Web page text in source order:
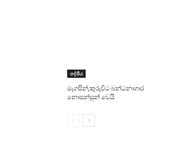
දේශීය
මැගසින්,කුරුවිට බන්ධනාගාර
නොසන්සුන් වෙයි